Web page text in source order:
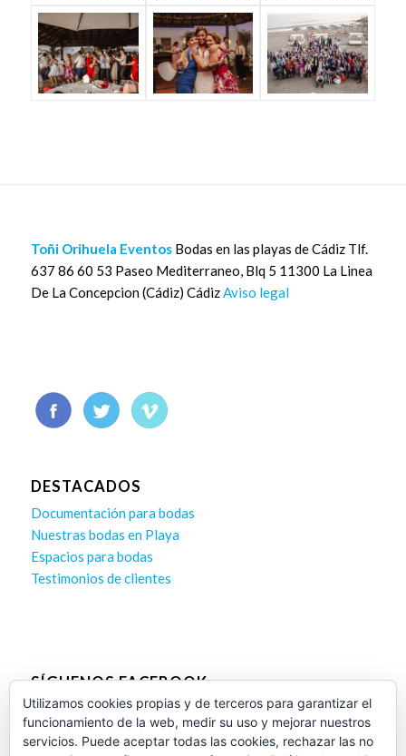
Toñi Orihuela EventosBodas en las playas de Cádiz Tlf.
637 86 60 53 Paseo Mediterraneo, Blq 5 11300 La Linea
De La Concepcion (Cádiz) CádizAviso legal
DESTACADOS
Documentación para bodas
Nuestras bodas en Playa
Espacios para bodas
Testimonios de clientes
SÍGUENOS FACEBOOK
Utilizamos cookies propias y de terceros para garantizar el
funcionamiento de la web, medir su uso y mejorar nuestros
servicios. Puede aceptar todas las cookies, rechazar las no